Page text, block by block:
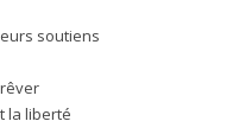
soutiens
la liberté